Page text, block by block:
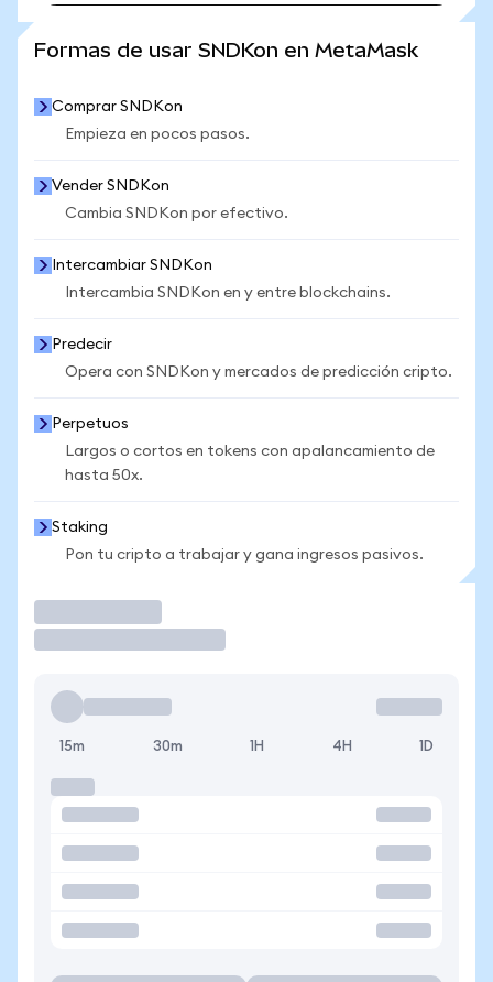
Formas de usar SNDKon en MetaMask
Comprar SNDKon
Empieza en pocos pasos.
Vender SNDKon
Cambia SNDKon por efectivo.
Intercambiar SNDKon
Intercambia SNDKon en y entre blockchains.
Predecir
Opera con SNDKon y mercados de predicción cripto.
Perpetuos
Largos o cortos en tokens con apalancamiento de
hasta 50x.
Staking
Pon tu cripto a trabajar y gana ingresos pasivos.
15m 30m 1H 4H 1D